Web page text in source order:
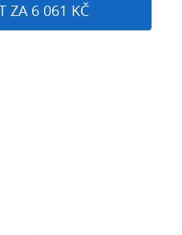
ZA 6 061 KČ